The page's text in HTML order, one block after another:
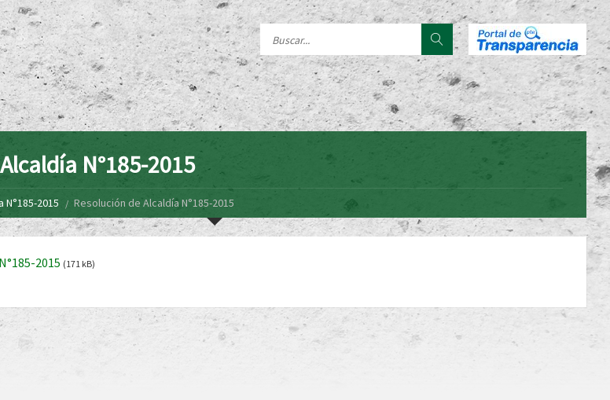
N°185-2015
2015 Resolución de Alcaldía N°185-2015
2015 (171 kB)